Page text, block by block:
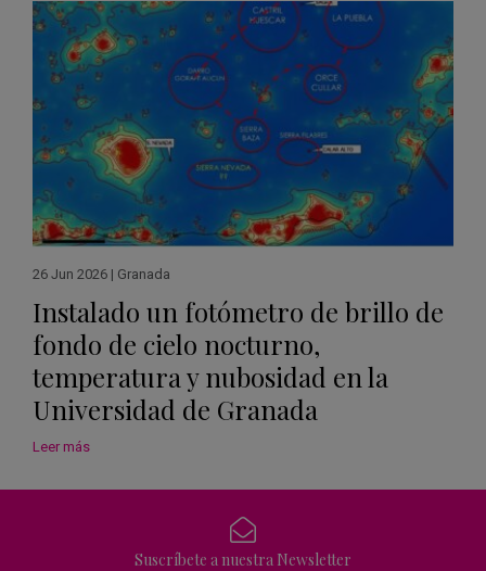
26 Jun 2026 | Granada
Instalado un fotómetro de brillo de
fondo de cielo nocturno,
temperatura y nubosidad en la
Universidad de Granada
Leer más
Suscríbete a nuestra Newsletter